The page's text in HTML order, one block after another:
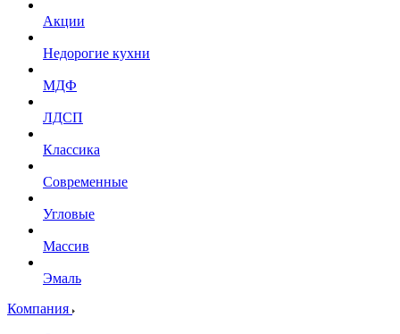
Акции
Недорогие кухни
МДФ
ЛДСП
Классика
Современные
Угловые
Массив
Эмаль
Компания